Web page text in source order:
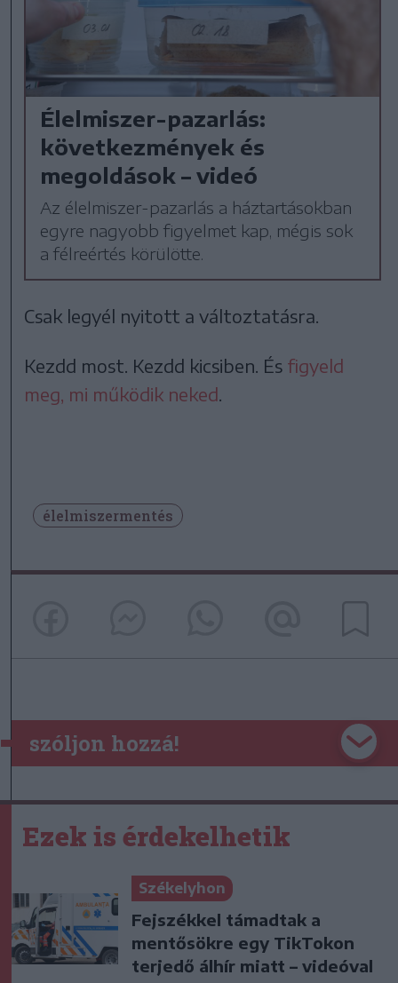
Élelmiszer-pazarlás:
következmények és
megoldások – videó
Az élelmiszer-pazarlás a háztartásokban
egyre nagyobb figyelmet kap, mégis sok
a félreértés körülötte.
Csak legyél nyitott a változtatásra.
Kezdd most. Kezdd kicsiben. És figyeld
meg, mi működik neked
élelmiszermentés
szóljon hozzá!
Ezek is érdekelhetik
Székelyhon
Fejszékkel támadtak a
mentősökre egy TikTokon
terjedő álhír miatt – videóval